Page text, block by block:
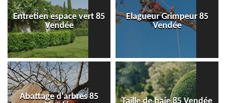
Entretien espace vert 85
Vendée
Elagueur Grimpeur 85
Vendée
Abattage d'arbres 85